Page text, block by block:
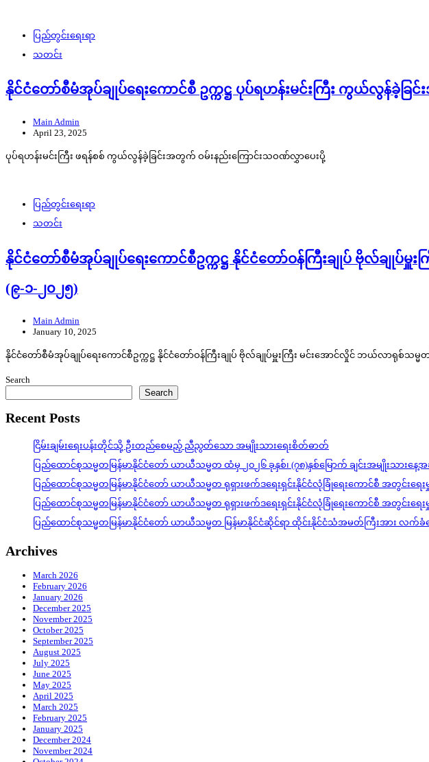
ပြည်တွင်းရေးရာ
သတင်း
နိုင်ငံတော်စီမံအုပ်ချုပ်ရေးကောင်စီ ဥက္ကဋ္ဌ ပုပ်ရဟန်းမင်းကြီး ကွယ်လွန်ခဲ့ခ
Main Admin
April 23, 2025
ပုပ်ရဟန်းမင်းကြီး ဖရန်စစ် ကွယ်လွန်ခဲ့ခြင်းအတွက် ဝမ်းနည်းကြောင်းသဝဏ်လွှာပေးပို့
ပြည်တွင်းရေးရာ
သတင်း
နိုင်ငံတော်စီမံအုပ်ချုပ်ရေးကောင်စီဥက္ကဋ္ဌ နိုင်ငံတော်ဝန်ကြီးချုပ် ဗိုလ်ချုပ်
(၉-၁-၂၀၂၅)
Main Admin
January 10, 2025
နိုင်ငံတော်စီမံအုပ်ချုပ်ရေးကောင်စီဥက္ကဋ္ဌ နိုင်ငံတော်ဝန်ကြီးချုပ် ဗိုလ်ချုပ်မှူးကြီး မင်းအောင်လှိုင် ဘယ်လာရုစ်သမ္မတနို
Search
Search
Recent Posts
ငြိမ်းချမ်းရေးပန်းတိုင်သို့ ဦးတည်စေမည့် ညီညွတ်သော အမျိုးသားရေးစိတ်ဓာတ်
ပြည်ထောင်စုသမ္မတမြန်မာနိုင်ငံတော် ယာယီသမ္မတ ထံမှ ၂၀၂၆ ခုနှစ်၊ (၇၈)နှစ်မြောက် ချင်းအမျိုးသား
ပြည်ထောင်စုသမ္မတမြန်မာနိုင်ငံတော် ယာယီသမ္မတ ရုရှားဖက်ဒရေးရှင်းနိုင်ငံလုံခြုံရေးကောင်စီ အတွ
ပြည်ထောင်စုသမ္မတမြန်မာနိုင်ငံတော် ယာယီသမ္မတ ရုရှားဖက်ဒရေးရှင်းနိုင်ငံလုံခြုံရေးကောင်စီ အတွ
ပြည်ထောင်စုသမ္မတမြန်မာနိုင်ငံတော် ယာယီသမ္မတ မြန်မာနိုင်ငံဆိုင်ရာ ထိုင်းနိုင်ငံသံအမတ်ကြီးအား လက်
Archives
March 2026
February 2026
January 2026
December 2025
November 2025
October 2025
September 2025
August 2025
July 2025
June 2025
May 2025
April 2025
March 2025
February 2025
January 2025
December 2024
November 2024